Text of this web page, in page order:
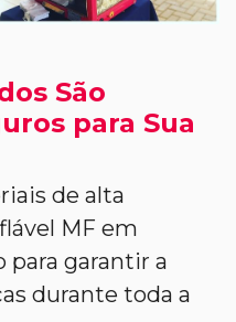
São
para Sua
de alta
MF em
para garantir a
durante toda a